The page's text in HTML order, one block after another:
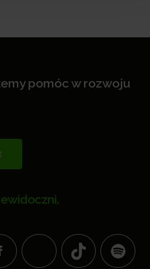
pomóc w rozwoju